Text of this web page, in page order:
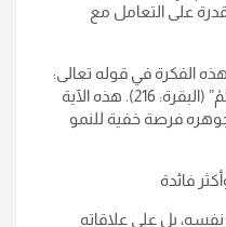
على التعامل مع
الفكرة في قوله تعالى:
“وَعَسَى أَنْ تَكْرَهُوا شَيْئًا وَهُوَ خَيْرٌ لَكُمْ” (البقرة: 216). هذه الآية
فرصة خفية للنمو
فائدة
بل على علاقاته